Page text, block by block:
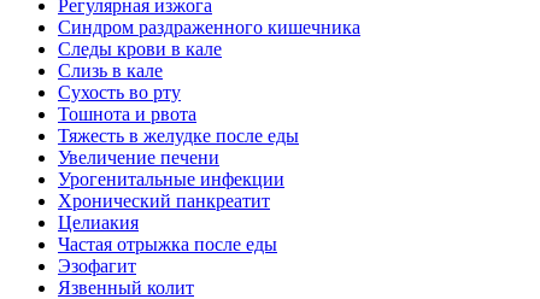
Регулярная изжога
Синдром раздраженного кишечника
Следы крови в кале
Слизь в кале
Сухость во рту
Тошнота и рвота
Тяжесть в желудке после еды
Увеличение печени
Урогенитальные инфекции
Хронический панкреатит
Целиакия
Частая отрыжка после еды
Эзофагит
Язвенный колит